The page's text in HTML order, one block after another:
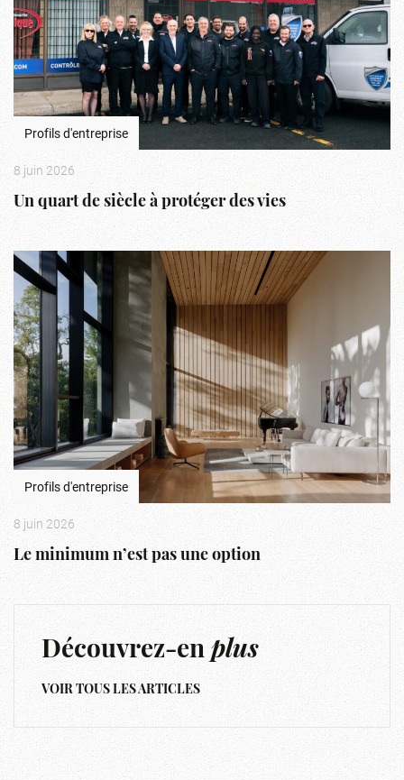
Profils d'entreprise
8 juin 2026
Un quart de siècle à protéger des vies
Profils d'entreprise
8 juin 2026
Le minimum n’est pas une option
Découvrez-enplus
VOIR TOUS LES ARTICLES